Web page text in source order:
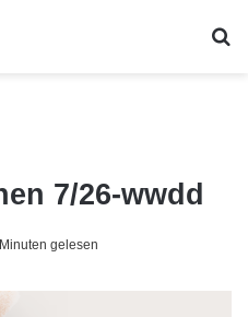
7/26-wwdd
gelesen